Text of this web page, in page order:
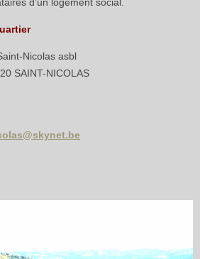
Nicolas asbl
SAINT-NICOLAS